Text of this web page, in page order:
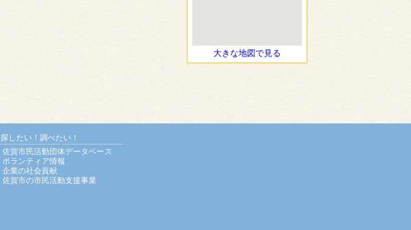
大きな地図で見る
探したい！調べたい！
佐賀市民活動団体データベース
ボランティア情報
企業の社会貢献
佐賀市の市民活動支援事業